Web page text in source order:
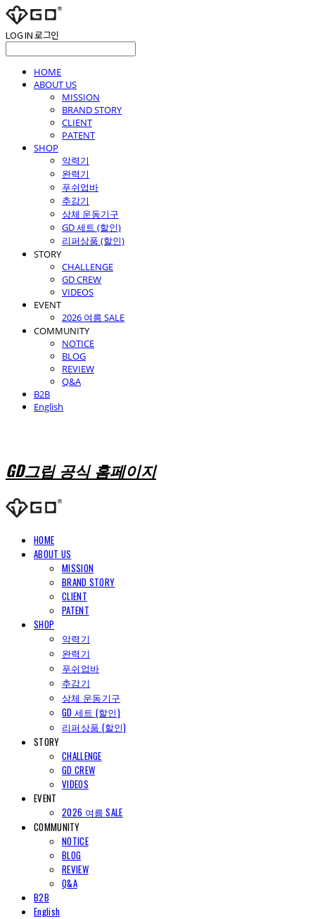
LOG IN로그인
HOME
ABOUT US
MISSION
BRAND STORY
CLIENT
PATENT
SHOP
악력기
완력기
푸쉬업바
추감기
상체 운동기구
GD 세트 (할인)
리퍼상품 (할인)
STORY
CHALLENGE
GD CREW
VIDEOS
EVENT
2026 여름 SALE
COMMUNITY
NOTICE
BLOG
REVIEW
Q&A
B2B
English
GD그립 공식 홈페이지
HOME
ABOUT US
MISSION
BRAND STORY
CLIENT
PATENT
SHOP
악력기
완력기
푸쉬업바
추감기
상체 운동기구
GD 세트 (할인)
리퍼상품 (할인)
STORY
CHALLENGE
GD CREW
VIDEOS
EVENT
2026 여름 SALE
COMMUNITY
NOTICE
BLOG
REVIEW
Q&A
B2B
English